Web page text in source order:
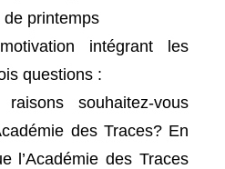
de printemps
intégrant les
questions :
souhaitez-vous
des Traces? En
l’Académie des Traces